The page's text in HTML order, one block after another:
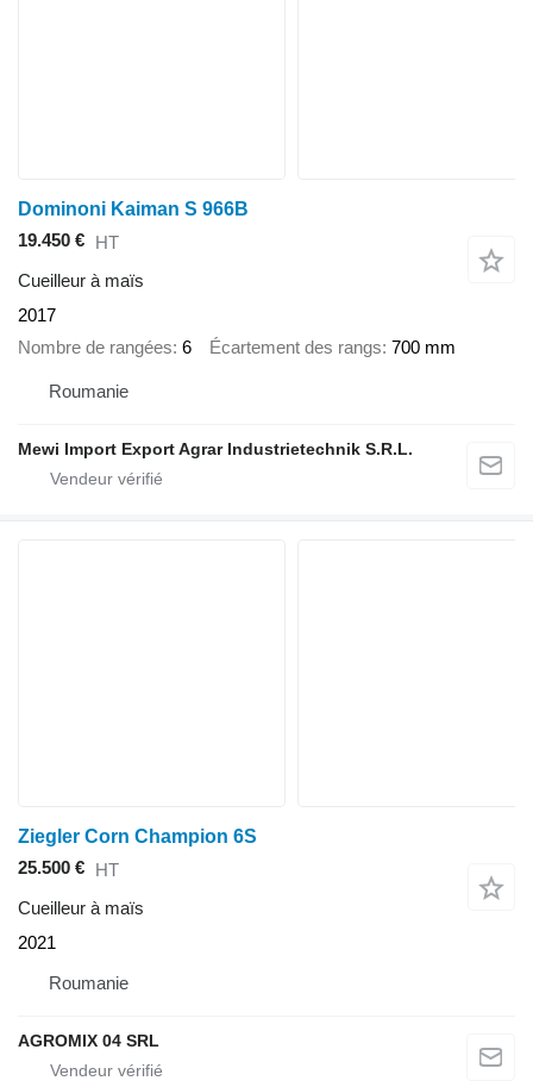
Dominoni Kaiman S 966B
19.450 € HT
Cueilleur à maïs
2017
Nombre de rangées 6 Écartement des rangs 700 mm
Roumanie
Mewi Import Export Agrar Industrietechnik S.R.L.
Ziegler Corn Champion 6S
25.500 € HT
Cueilleur à maïs
2021
Roumanie
AGROMIX 04 SRL